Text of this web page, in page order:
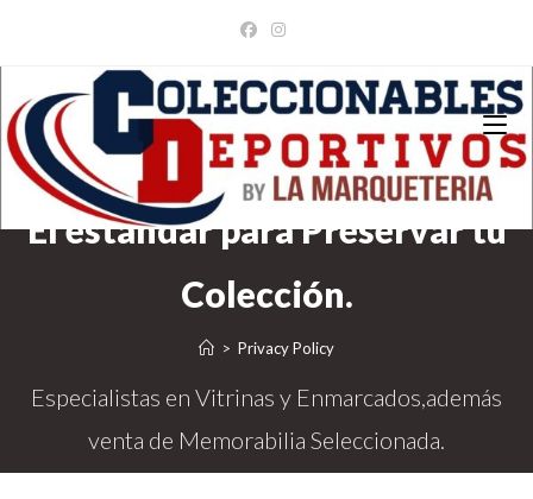
contenido
> Privacy Policy